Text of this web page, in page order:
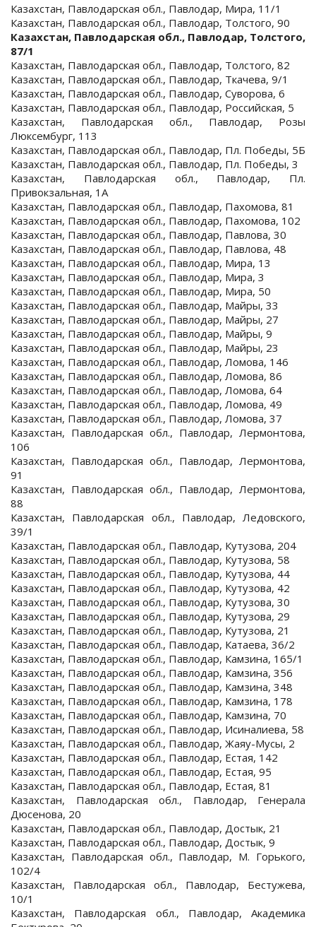
Казахстан, Павлодарская обл., Павлодар, Мира, 11/1
Казахстан, Павлодарская обл., Павлодар, Толстого, 90
Казахстан, Павлодарская обл., Павлодар, Толстого,
87/1
Казахстан, Павлодарская обл., Павлодар, Толстого, 82
Казахстан, Павлодарская обл., Павлодар, Ткачева, 9/1
Казахстан, Павлодарская обл., Павлодар, Суворова, 6
Казахстан, Павлодарская обл., Павлодар, Российская, 5
Казахстан, Павлодарская обл., Павлодар, Розы
Люксембург, 113
Казахстан, Павлодарская обл., Павлодар, Пл. Победы, 5Б
Казахстан, Павлодарская обл., Павлодар, Пл. Победы, 3
Казахстан, Павлодарская обл., Павлодар, Пл.
Привокзальная, 1А
Казахстан, Павлодарская обл., Павлодар, Пахомова, 81
Казахстан, Павлодарская обл., Павлодар, Пахомова, 102
Казахстан, Павлодарская обл., Павлодар, Павлова, 30
Казахстан, Павлодарская обл., Павлодар, Павлова, 48
Казахстан, Павлодарская обл., Павлодар, Мира, 13
Казахстан, Павлодарская обл., Павлодар, Мира, 3
Казахстан, Павлодарская обл., Павлодар, Мира, 50
Казахстан, Павлодарская обл., Павлодар, Майры, 33
Казахстан, Павлодарская обл., Павлодар, Майры, 27
Казахстан, Павлодарская обл., Павлодар, Майры, 9
Казахстан, Павлодарская обл., Павлодар, Майры, 23
Казахстан, Павлодарская обл., Павлодар, Ломова, 146
Казахстан, Павлодарская обл., Павлодар, Ломова, 86
Казахстан, Павлодарская обл., Павлодар, Ломова, 64
Казахстан, Павлодарская обл., Павлодар, Ломова, 49
Казахстан, Павлодарская обл., Павлодар, Ломова, 37
Казахстан, Павлодарская обл., Павлодар, Лермонтова,
106
Казахстан, Павлодарская обл., Павлодар, Лермонтова,
91
Казахстан, Павлодарская обл., Павлодар, Лермонтова,
88
Казахстан, Павлодарская обл., Павлодар, Ледовского,
39/1
Казахстан, Павлодарская обл., Павлодар, Кутузова, 204
Казахстан, Павлодарская обл., Павлодар, Кутузова, 58
Казахстан, Павлодарская обл., Павлодар, Кутузова, 44
Казахстан, Павлодарская обл., Павлодар, Кутузова, 42
Казахстан, Павлодарская обл., Павлодар, Кутузова, 30
Казахстан, Павлодарская обл., Павлодар, Кутузова, 29
Казахстан, Павлодарская обл., Павлодар, Кутузова, 21
Казахстан, Павлодарская обл., Павлодар, Катаева, 36/2
Казахстан, Павлодарская обл., Павлодар, Камзина, 165/1
Казахстан, Павлодарская обл., Павлодар, Камзина, 356
Казахстан, Павлодарская обл., Павлодар, Камзина, 348
Казахстан, Павлодарская обл., Павлодар, Камзина, 178
Казахстан, Павлодарская обл., Павлодар, Камзина, 70
Казахстан, Павлодарская обл., Павлодар, Исиналиева, 58
Казахстан, Павлодарская обл., Павлодар, Жаяу-Мусы, 2
Казахстан, Павлодарская обл., Павлодар, Естая, 142
Казахстан, Павлодарская обл., Павлодар, Естая, 95
Казахстан, Павлодарская обл., Павлодар, Естая, 81
Казахстан, Павлодарская обл., Павлодар, Генерала
Дюсенова, 20
Казахстан, Павлодарская обл., Павлодар, Достык, 21
Казахстан, Павлодарская обл., Павлодар, Достык, 9
Казахстан, Павлодарская обл., Павлодар, М. Горького,
102/4
Казахстан, Павлодарская обл., Павлодар, Бестужева,
10/1
Казахстан, Павлодарская обл., Павлодар, Академика